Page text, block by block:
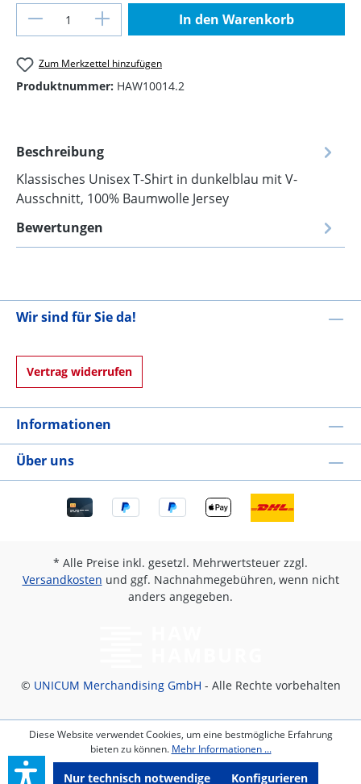
Produkt Anzahl: Gib den gewünschten
In den Warenkorb
Zum Merkzettel hinzufügen
Produktnummer: HAW10014.2
Beschreibung
Klassisches Unisex T-Shirt in dunkelblau mit V-
Ausschnitt, 100% Baumwolle Jersey
Bewertungen
Wir sind für Sie da!
Vertrag widerrufen
Informationen
Über uns
* Alle Preise inkl. gesetzl. Mehrwertsteuer zzgl.
Versandkosten und ggf. Nachnahmegebühren, wenn nicht
anders angegeben.
© UNICUM Merchandising GmbH - Alle Rechte vorbehalten
Diese Website verwendet Cookies, um eine bestmögliche Erfahrung
bieten zu können. Mehr Informationen ...
Nur technisch notwendige Konfigurieren